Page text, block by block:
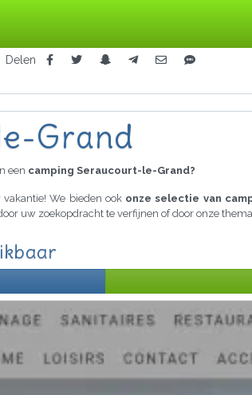
Delen
Grand
een camping Seraucourt-le-Grand?
We bieden ook onze selectie van
uw zoekopdracht te verfijnen of door onze